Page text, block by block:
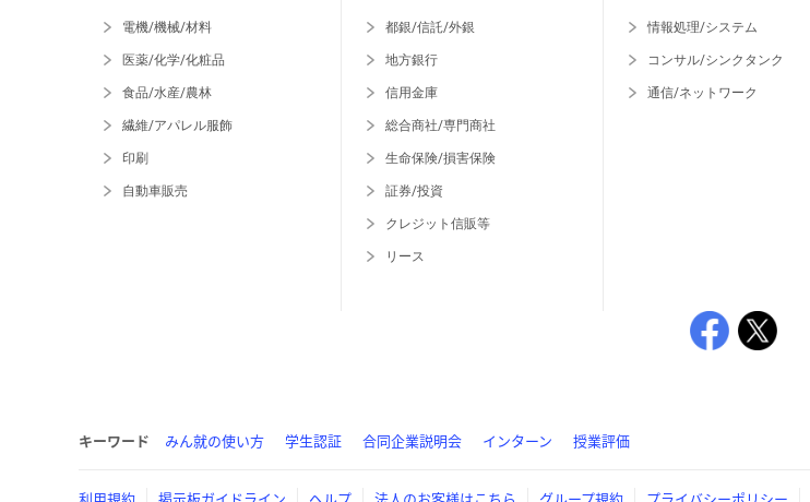
電機/機械/材料
医薬/化学/化粧品
食品/水産/農林
繊維/アパレル服飾
印刷
自動車販売
都銀/信託/外銀
地方銀行
信用金庫
総合商社/専門商社
生命保険/損害保険
証券/投資
クレジット信販等
リース
情報処理/システム
コンサル/シンクタンク
通信/ネットワーク
キーワード みん就の使い方 学生認証 合同企業説明会 インターン 授業評価